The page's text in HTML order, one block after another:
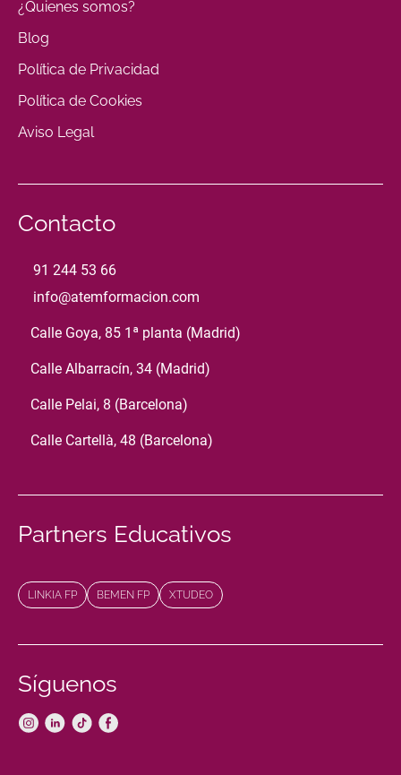
¿Quienes somos?
Blog
Política de Privacidad
Política de Cookies
Aviso Legal
Contacto
91 244 53 66
info@atemformacion.com
Calle Goya, 85 1ª planta (Madrid)
Calle Albarracín, 34 (Madrid)
Calle Pelai, 8 (Barcelona)
Calle Cartellà, 48 (Barcelona)
Partners Educativos
LINKIA FP BEMEN FP XTUDEO
Síguenos